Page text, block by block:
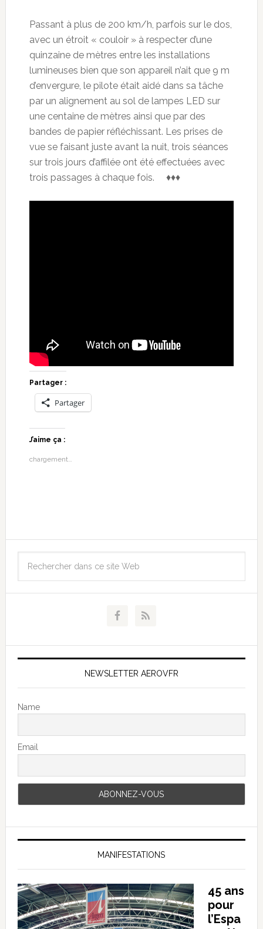
Passant à plus de 200 km/h, parfois sur le dos,
avec un étroit « couloir » à respecter d’une
quinzaine de mètres entre les installations
lumineuses bien que son appareil n’ait que 9 m
d’envergure, le pilote était aidé dans sa tâche
par un alignement au sol de lampes LED sur
une centaine de mètres ainsi que par des
bandes de papier réfléchissant. Les prises de
vue se faisant juste avant la nuit, trois séances
sur trois jours d’affilée ont été effectuées avec
trois passages à chaque fois. ♦♦♦
Partager :
Partager
J’aime ça :
chargement…
NEWSLETTER AEROVFR
Name
Email
MANIFESTATIONS
45 ans
pour
l’Espa